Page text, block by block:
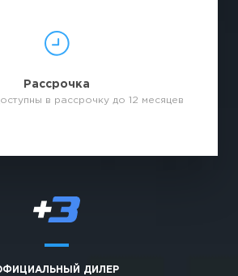
Рассрочка
в рассрочку до 12 месяцев
ДИЛЕР